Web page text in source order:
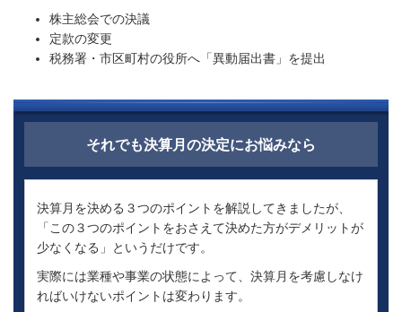
株主総会での決議
定款の変更
税務署・市区町村の役所へ「異動届出書」を提出
それでも決算月の決定にお悩みなら
決算月を決める３つのポイントを解説してきましたが、
「この３つのポイントをおさえて決めた方がデメリットが
少なくなる」というだけです。
実際には業種や事業の状態によって、決算月を考慮しなけ
ればいけないポイントは変わります。